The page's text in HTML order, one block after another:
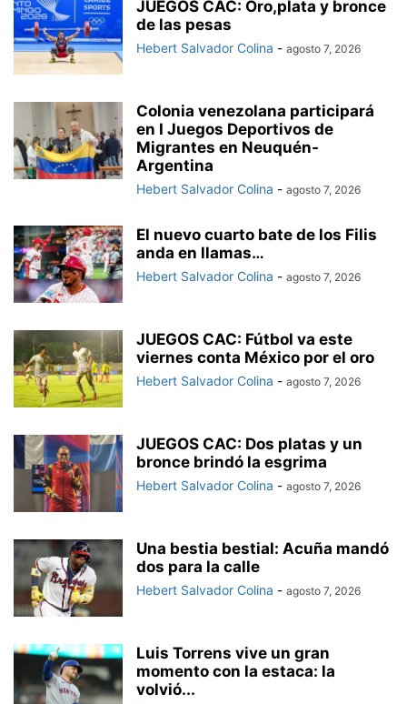
JUEGOS CAC: Oro,plata y bronce
de las pesas
Hebert Salvador Colina - agosto 7, 2026
Colonia venezolana participará
en I Juegos Deportivos de
Migrantes en Neuquén-
Argentina
Hebert Salvador Colina - agosto 7, 2026
El nuevo cuarto bate de los Filis
anda en llamas…
Hebert Salvador Colina - agosto 7, 2026
JUEGOS CAC: Fútbol va este
viernes conta México por el oro
Hebert Salvador Colina - agosto 7, 2026
JUEGOS CAC: Dos platas y un
bronce brindó la esgrima
Hebert Salvador Colina - agosto 7, 2026
Una bestia bestial: Acuña mandó
dos para la calle
Hebert Salvador Colina - agosto 7, 2026
Luis Torrens vive un gran
momento con la estaca: la
volvió...